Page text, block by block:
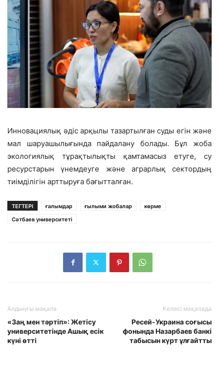
Инновациялық әдіс арқылы тазартылған суды егін және
мал шаруашылығында пайдалану болады. Бұл жоба
экологиялық тұрақтылықты қамтамасыз етуге, су
ресурстарын үнемдеуге және аграрлық сектордың
тиімділігін арттыруға бағытталған.
ТЕГТЕРІ ғалымдар ғылыми жобалар
көрме
Сәтбаев университеті
Алдыңғы мақала
«Заң мен тәртіп»: Жетісу
университетінде Ашық есік
күні өтті
Келесі мақалада
Ресей-Украина соғысы
фонында Назарбаев банкі
табысын күрт ұлғайтты